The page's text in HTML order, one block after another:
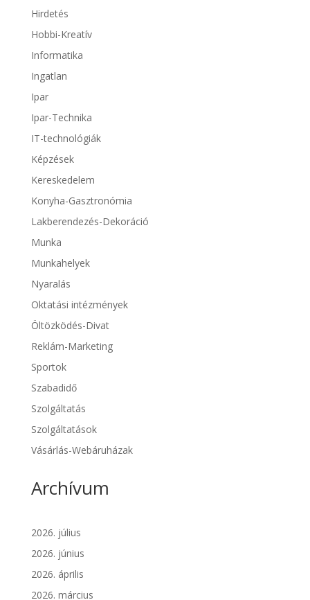
Hirdetés
Hobbi-Kreatív
Informatika
Ingatlan
Ipar
Ipar-Technika
IT-technológiák
Képzések
Kereskedelem
Konyha-Gasztronómia
Lakberendezés-Dekoráció
Munka
Munkahelyek
Nyaralás
Oktatási intézmények
Öltözködés-Divat
Reklám-Marketing
Sportok
Szabadidő
Szolgáltatás
Szolgáltatások
Vásárlás-Webáruházak
Archívum
2026. július
2026. június
2026. április
2026. március